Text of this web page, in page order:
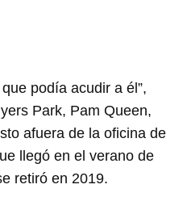
podía acudir a él”,
Park, Pam Queen,
afuera de la oficina de
llegó en el verano de
retiró en 2019.